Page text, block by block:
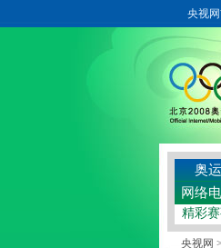
央视
奥
网络
精彩
央视网